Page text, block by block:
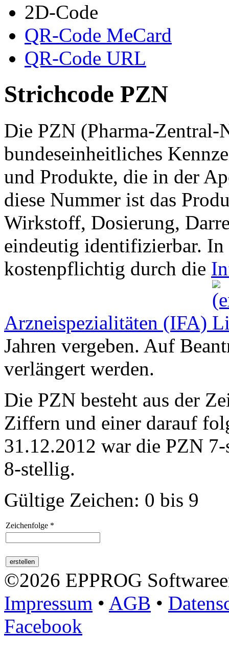
2D-Code
QR-Code MeCard
QR-Code URL
Strichcode PZN
Die PZN (Pharma-Zentral-
bundeseinheitliches
und Produkte, die in der
diese Nummer ist das
Wirkstoff, Dosierung,
eindeutig identifizierbar.
kostenpflichtig durch die
Arzneispezialitäten (IFA)
Jahren vergeben. Auf
verlängert werden.
Die PZN besteht aus der
Ziffern und einer darauf
31.12.2012 war die PZN
8-stellig.
Gültige Zeichen: 0 bis 9
Zeichenfolge *
©2026 EPPROG
Impressum • AGB •
Facebook